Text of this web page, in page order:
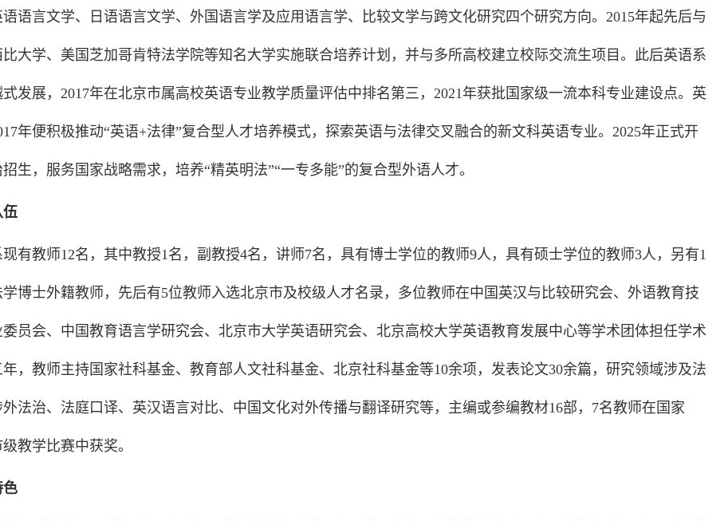
语语言文学、日语语言文学、外国语言学及应用语言学、比较文学与跨文化研究四个研究方向。2015年起先后与
大学、美国芝加哥肯特法学院等知名大学实施联合培养计划，并与多所高校建立校际交流生项目。此后英语系
发展，2017年在北京市属高校英语专业教学质量评估中排名第三，2021年获批国家级一流本科专业建设点。英
年便积极推动“英语+法律”复合型人才培养模式，探索英语与法律交叉融合的新文科英语专业。2025年正式开
生，服务国家战略需求，培养“精英明法”“一专多能”的复合型外语人才。
伍
有教师12名，其中教授1名，副教授4名，讲师7名，具有博士学位的教师9人，具有硕士学位的教师3人，另有1
博士外籍教师，先后有5位教师入选北京市及校级人才名录，多位教师在中国英汉与比较研究会、外语教育技
员会、中国教育语言学研究会、北京市大学英语研究会、北京高校大学英语教育发展中心等学术团体担任学术
，教师主持国家社科基金、教育部人文社科基金、北京社科基金等10余项，发表论文30余篇，研究领域涉及法
法治、法庭口译、英汉语言对比、中国文化对外传播与翻译研究等，主编或参编教材16部，7名教师在国家
教学比赛中获奖。
色